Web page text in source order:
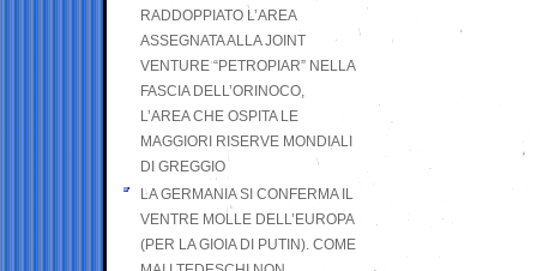
RADDOPPIATO L’AREA
ASSEGNATA ALLA JOINT
VENTURE “PETROPIAR” NELLA
FASCIA DELL’ORINOCO,
L’AREA CHE OSPITA LE
MAGGIORI RISERVE MONDIALI
DI GREGGIO
LA GERMANIA SI CONFERMA IL
VENTRE MOLLE DELL’EUROPA
(PER LA GIOIA DI PUTIN). COME